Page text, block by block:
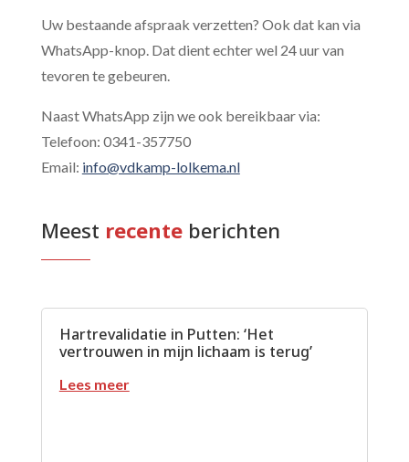
Uw bestaande afspraak verzetten? Ook dat kan via
WhatsApp-knop. Dat dient echter wel 24 uur van
tevoren te gebeuren.
Naast WhatsApp zijn we ook bereikbaar via:
Telefoon: 0341-357750
Email: info@vdkamp-lolkema.nl
Meest recente berichten
Hartrevalidatie in Putten: ‘Het
vertrouwen in mijn lichaam is terug’
Lees meer